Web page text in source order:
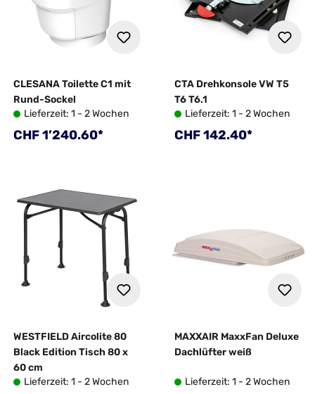
CLESANA Toilette C1 mit
Rund-Sockel
Lieferzeit: 1 - 2 Wochen
Regulärer Preis:
CHF 1’240.60*
CTA Drehkonsole VW T5
T6 T6.1
Lieferzeit: 1 - 2 Wochen
Regulärer Preis:
CHF 142.40*
WESTFIELD Aircolite 80
Black Edition Tisch 80 x
60 cm
Lieferzeit: 1 - 2 Wochen
MAXXAIR MaxxFan Deluxe
Dachlüfter weiß
Lieferzeit: 1 - 2 Wochen